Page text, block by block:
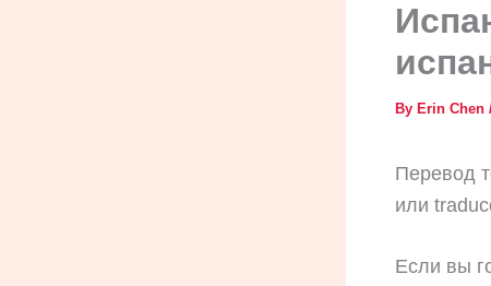
By Erin Chen
Перевод
или
Если вы